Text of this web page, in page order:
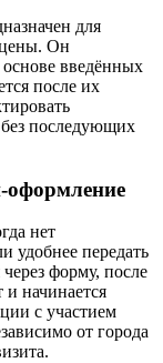
для
цены. Он
введённых
после их
последующих
нет
удобнее передать
форму, после
и начинается
с участием
от города